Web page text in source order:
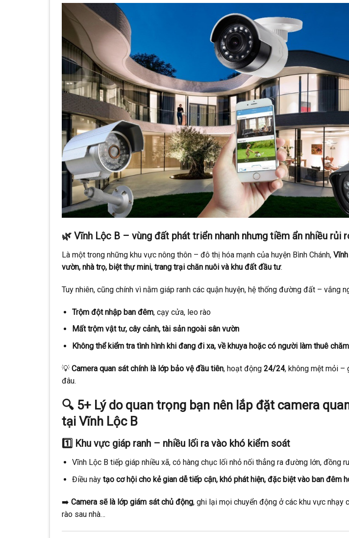
🌿 Vĩnh Lộc B – vùng đất phát triển nhanh nhưng tiềm ẩn nhiều rủi
Là một trong những khu vực nông thôn – đô thị hóa mạnh của huyện Bình Chánh,
vườn, nhà trọ, biệt thự mini, trang trại chăn nuôi và khu đất đầu tư.
Tuy nhiên, cũng chính vì nằm giáp ranh các quận huyện, hệ thống đường đất – vắng
Trộm đột nhập ban đêm, cạy cửa, leo rào
Mất trộm vật tư, cây cảnh, tài sản ngoài sân vườn
Không thể kiểm tra tình hình khi đang đi xa, về khuya hoặc có người làm thuê
💡 Camera quan sát chính là lớp bảo vệ đầu tiên, hoạt động 24/24, không mệt mỏi –
đâu.
🔍 5+ Lý do quan trọng bạn nên lắp đặt camera
tại Vĩnh Lộc B
1️⃣ Khu vực giáp ranh – nhiều lối ra vào khó kiểm soát
Vĩnh Lộc B tiếp giáp nhiều xã, có hàng chục lối nhỏ nối thẳng ra đường lớn, đồng
Điều này tạo cơ hội cho kẻ gian dễ tiếp cận, khó phát hiện, đặc biệt vào ban đêm
➡️ Camera sẽ là lớp giám sát chủ động, ghi lại mọi chuyển động ở các khu vực nhạy
rào sau nhà…